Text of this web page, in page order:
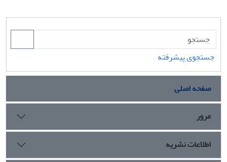
جستجوی پیشرفته
صفحه اصلی
مرور
اطلاعات نشریه